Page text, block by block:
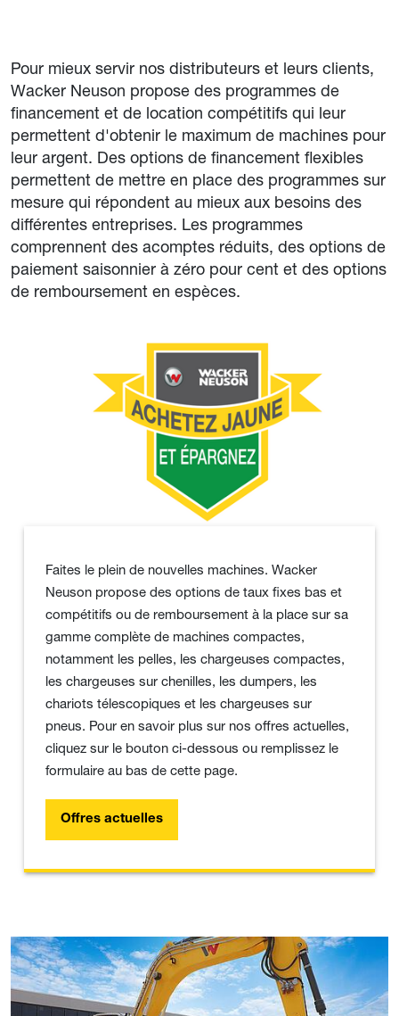
Pour mieux servir nos distributeurs et leurs clients,
Wacker Neuson propose des programmes de
financement et de location compétitifs qui leur
permettent d'obtenir le maximum de machines pour
leur argent. Des options de financement flexibles
permettent de mettre en place des programmes sur
mesure qui répondent au mieux aux besoins des
différentes entreprises. Les programmes
comprennent des acomptes réduits, des options de
paiement saisonnier à zéro pour cent et des options
de remboursement en espèces.
Faites le plein de nouvelles machines. Wacker
Neuson propose des options de taux fixes bas et
compétitifs ou de remboursement à la place sur sa
gamme complète de machines compactes,
notamment les pelles, les chargeuses compactes,
les chargeuses sur chenilles, les dumpers, les
chariots télescopiques et les chargeuses sur
pneus. Pour en savoir plus sur nos offres actuelles,
cliquez sur le bouton ci-dessous ou remplissez le
formulaire au bas de cette page.
Offres actuelles